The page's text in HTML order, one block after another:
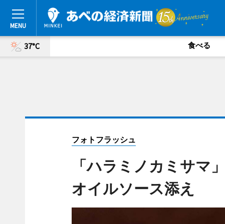
37°C 食べる
フォトフラッシュ
「ハラミノカミサマ
オイルソース添え